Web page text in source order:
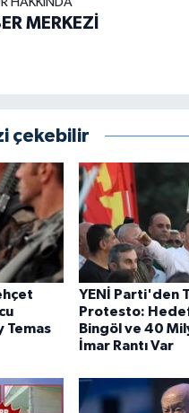
MERKEZİ
çekebilir
Temas
YENİ Parti'den
Protesto:
Bingöl ve 40
İmar Rantı Var